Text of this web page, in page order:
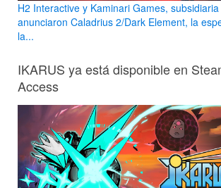
H2 Interactive y Kaminari Games,
anunciaron Caladrius 2/Dark Element, la
la...
IKARUS ya está disponible en
Access